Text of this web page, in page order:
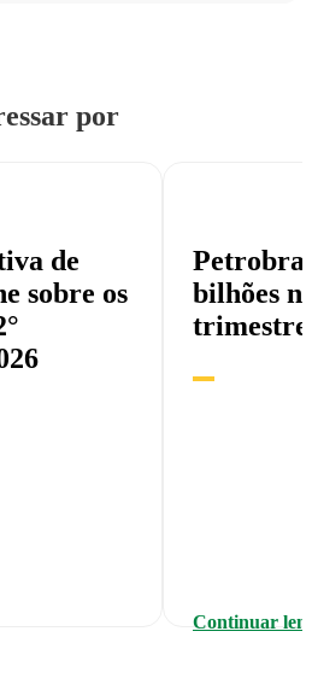
por
de
sobre os
bilhões
trimestre
Continuar